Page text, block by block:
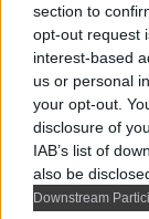
section to
opt-out request
interest-based
us or personal
your opt-out.
disclosure of
IAB’s list of
also be
Downstream
Friss a